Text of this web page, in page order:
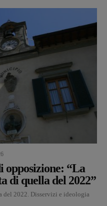
opposizione: “La
di quella del 2022”
del 2022. Disservizi e ideologia